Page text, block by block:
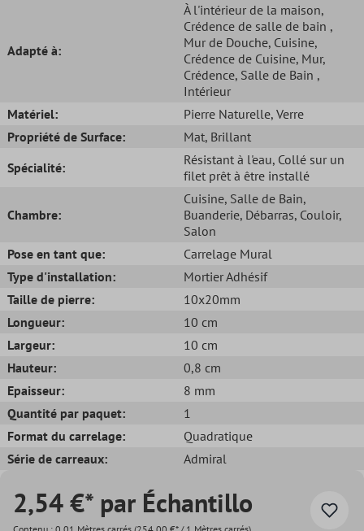
Adapté à:
À l'intérieur de la maison,
Crédence de salle de bain ,
Mur de Douche, Cuisine,
Crédence de Cuisine, Mur,
Crédence, Salle de Bain ,
Intérieur
Matériel:
Pierre Naturelle, Verre
Propriété de Surface:
Mat, Brillant
Spécialité:
Résistant à l'eau, Collé sur un
filet prêt à être installé
Chambre:
Cuisine, Salle de Bain,
Buanderie, Débarras, Couloir,
Salon
Pose en tant que:
Carrelage Mural
Type d'installation:
Mortier Adhésif
Taille de pierre:
10x20mm
Longueur:
10 cm
Largeur:
10 cm
Hauteur:
0,8 cm
Epaisseur:
8 mm
Quantité par paquet:
1
Format du carrelage:
Quadratique
Série de carreaux:
Admiral
2,54 €* par Échantillo